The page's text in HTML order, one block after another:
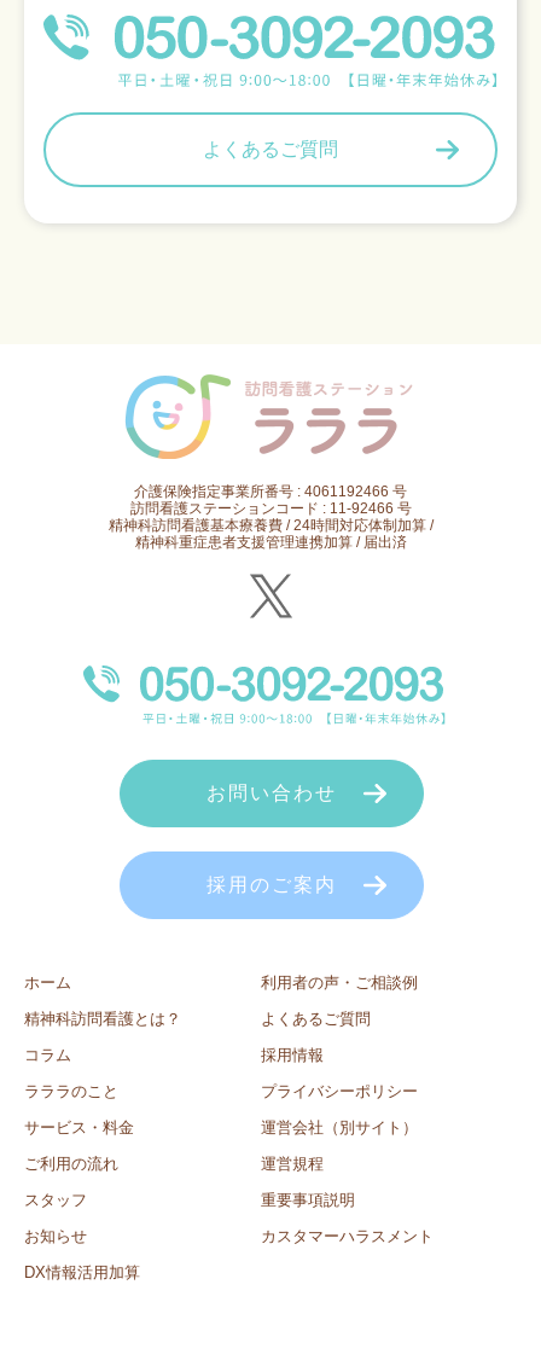
よくあるご質問
介護保険指定事業所番号 : 4061192466 号
訪問看護ステーションコード : 11-92466 号
精神科訪問看護基本療養費 / 24時間対応体制加算 /
精神科重症患者支援管理連携加算 / 届出済
ホーム
精神科訪問看護とは？
コラム
ラララのこと
サービス・料金
ご利用の流れ
スタッフ
お知らせ
DX情報活用加算
利用者の声・ご相談例
よくあるご質問
採用情報
プライバシーポリシー
運営会社（別サイト）
運営規程
重要事項説明
カスタマーハラスメント
お問い合わせ
採用のご案内